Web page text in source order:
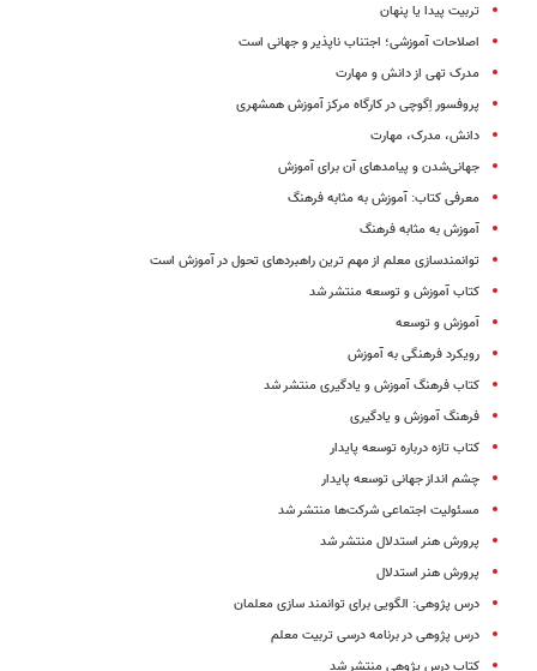
تربیت پیدا یا پنهان
اصلاحات آموزشی؛ اجتناب ناپذیر و جهانی است
مدرک تهی از دانش و مهارت
پروفسور اِگوچی در کارگاه مرکز آموزش همشهری
دانش، مدرک، مهارت
جهانی‌شدن و پیامدهای آن برای آموزش
معرفی کتاب: آموزش به مثابه فرهنگ
آموزش به مثابه فرهنگ
توانمندسازی معلم از مهم ترین راهبردهای تحول در آموزش است
کتاب آموزش و توسعه منتشر شد
‌آموزش و توسعه
رویکرد فرهنگی به آموزش
کتاب فرهنگ آموزش و یادگیری منتشر شد
فرهنگ آموزش و یادگیری
کتاب تازه درباره توسعه پایدار
چشم انداز جهانی توسعه پایدار
مسئولیت اجتماعی شرکت‌ها منتشر شد
پرورش هنر استدلال منتشر شد
پرورش هنر استدلال
درس پژوهی: الگویی برای توانمند سازی معلمان
درس پژوهی در برنامه درسی تربیت معلم
کتاب درس پژوهی منتشر شد